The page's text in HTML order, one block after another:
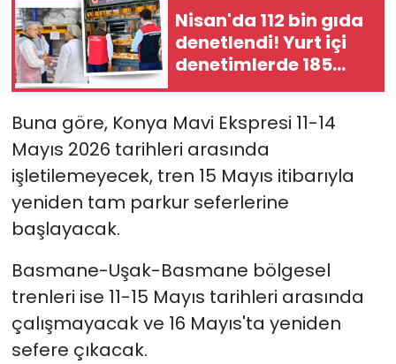
Nisan'da 112 bin gıda
denetlendi! Yurt içi
denetimlerde 185
milyon TL ceza
Buna göre, Konya Mavi Ekspresi 11-14
Mayıs 2026 tarihleri arasında
işletilemeyecek, tren 15 Mayıs itibarıyla
yeniden tam parkur seferlerine
başlayacak.
Basmane-Uşak-Basmane bölgesel
trenleri ise 11-15 Mayıs tarihleri arasında
çalışmayacak ve 16 Mayıs'ta yeniden
sefere çıkacak.